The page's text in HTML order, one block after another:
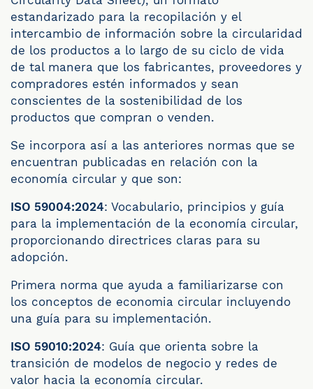
estandarizado para la recopilación y el
intercambio de información sobre la circularidad
de los productos a lo largo de su ciclo de vida
de tal manera que los fabricantes, proveedores y
compradores estén informados y sean
conscientes de la sostenibilidad de los
productos que compran o venden.
Se incorpora así a las anteriores normas que se
encuentran publicadas en relación con la
economía circular y que son:
ISO 59004:2024: Vocabulario, principios y guía
para la implementación de la economía circular,
proporcionando directrices claras para su
adopción.
Primera norma que ayuda a familiarizarse con
los conceptos de economia circular incluyendo
una guía para su implementación.
ISO 59010:2024: Guía que orienta sobre la
transición de modelos de negocio y redes de
valor hacia la economía circular.